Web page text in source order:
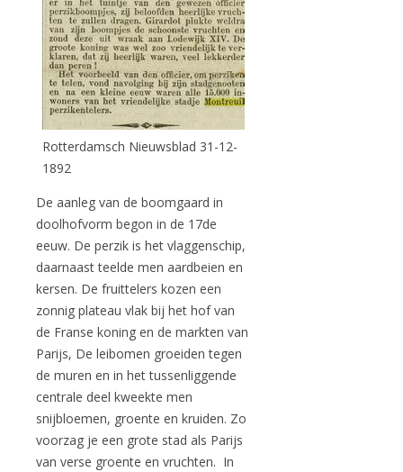
Rotterdamsch Nieuwsblad 31-12-
1892
De aanleg van de boomgaard in
doolhofvorm begon in de 17de
eeuw. De perzik is het vlaggenschip,
daarnaast teelde men aardbeien en
kersen. De fruittelers kozen een
zonnig plateau vlak bij het hof van
de Franse koning en de markten van
Parijs, De leibomen groeiden tegen
de muren en in het tussenliggende
centrale deel kweekte men
snijbloemen, groente en kruiden. Zo
voorzag je een grote stad als Parijs
van verse groente en vruchten. In